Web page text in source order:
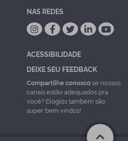
NAS REDES
ACESSIBILIDADE
DEIXE SEU FEEDBACK
Compartilhe conoscose nossos
canais estão adequados pra
você? Elogios também são
super bem vindos!